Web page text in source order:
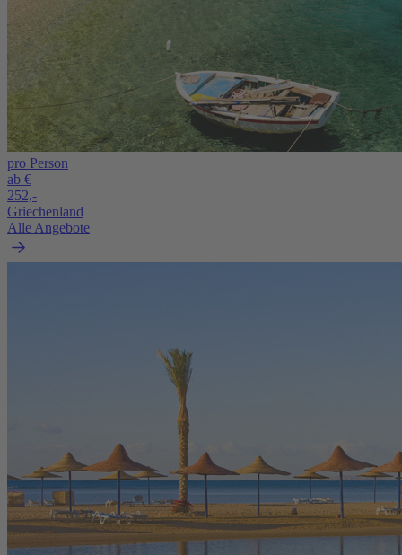
pro Person
ab €
252,-
Griechenland
Alle Angebote